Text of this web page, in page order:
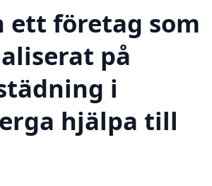
ett företag som
på
i
hjälpa till